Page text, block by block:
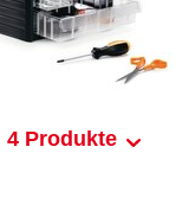
4 Produkte